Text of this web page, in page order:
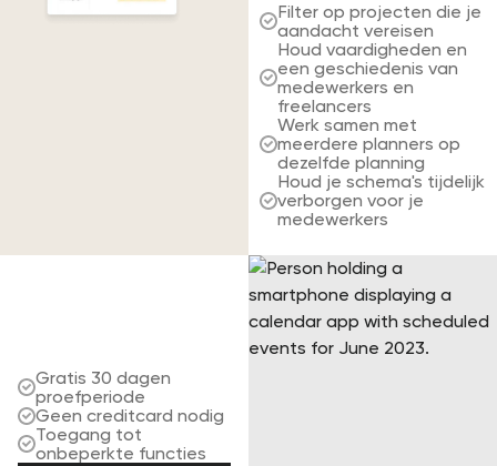
Filter op projecten die je
aandacht vereisen
Houd vaardigheden en
een geschiedenis van
medewerkers en
freelancers
Werk samen met
meerdere planners op
dezelfde planning
Houd je schema's tijdelijk
verborgen voor je
medewerkers
Gratis 30 dagen
proefperiode
Geen creditcard nodig
Toegang tot
onbeperkte functies